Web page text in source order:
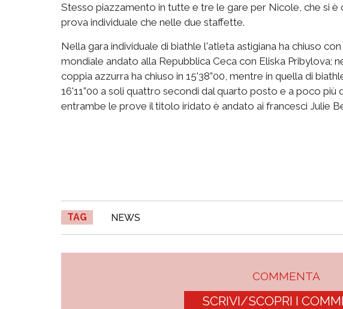
Stesso piazzamento in tutte e tre le gare per Nicole, che si è
prova individuale che nelle due staffette.
Nella gara individuale di biathle l'atleta astigiana ha chiuso
mondiale andato alla Repubblica Ceca con Eliska Pribylova;
coppia azzurra ha chiuso in 15'38”00, mentre in quella di
16'11”00 a soli quattro secondi dal quarto posto e a poco più
entrambe le prove il titolo iridato è andato ai francesci Julie
TAG NEWS
COMMENTA
SCRIVI/SCOPRI I